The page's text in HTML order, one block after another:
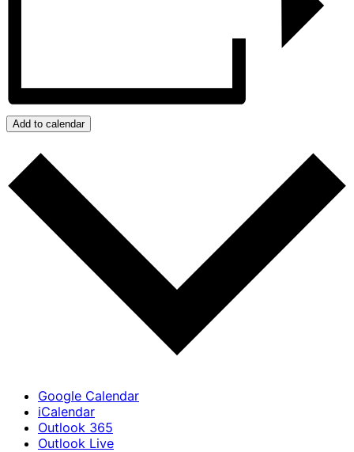
Add to calendar
Google Calendar
iCalendar
Outlook 365
Outlook Live